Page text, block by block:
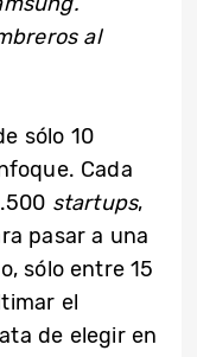
al
sólo 10
Cada
startups,
pasar a una
sólo entre 15
el
de elegir en